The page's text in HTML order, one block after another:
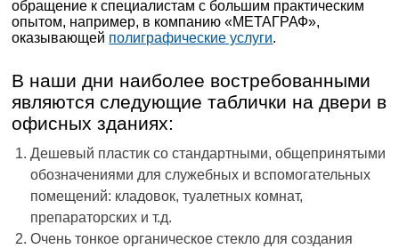
обращение к специалистам с большим практическим
опытом, например, в компанию «МЕТАГРАФ»,
оказывающей полиграфические услуги.
В наши дни наиболее востребованными
являются следующие таблички на двери в
офисных зданиях:
Дешевый пластик со стандартными, общепринятыми
обозначениями для служебных и вспомогательных
помещений: кладовок, туалетных комнат,
препараторских и т.д.
Очень тонкое органическое стекло для создания